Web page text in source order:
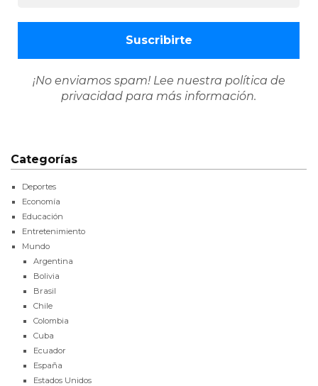
¡No enviamos spam! Lee nuestra política de
privacidad para más información.
Categorías
Deportes
Economía
Educación
Entretenimiento
Mundo
Argentina
Bolivia
Brasil
Chile
Colombia
Cuba
Ecuador
España
Estados Unidos